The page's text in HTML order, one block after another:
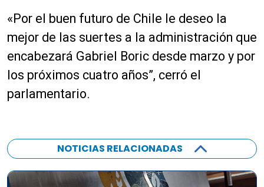
«Por el buen futuro de Chile le deseo la
mejor de las suertes a la administración que
encabezará Gabriel Boric desde marzo y por
los próximos cuatro años”, cerró el
parlamentario.
NOTICIAS RELACIONADAS